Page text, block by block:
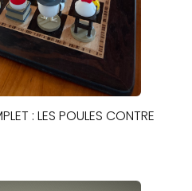
: LES POULES CONTRE